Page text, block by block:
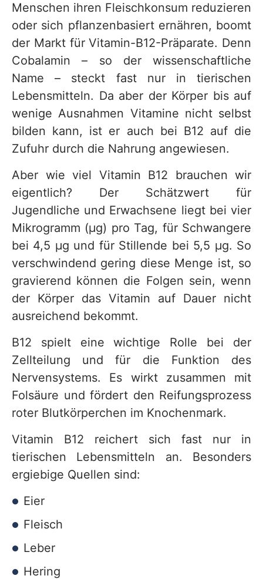
Menschen ihren Fleischkonsum reduzieren
oder sich pflanzenbasiert ernähren, boomt
der Markt für Vitamin-B12-Präparate. Denn
Cobalamin – so der wissenschaftliche
Name – steckt fast nur in tierischen
Lebensmitteln. Da aber der Körper bis auf
wenige Ausnahmen Vitamine nicht selbst
bilden kann, ist er auch bei B12 auf die
Zufuhr durch die Nahrung angewiesen.
Aber wie viel Vitamin B12 brauchen wir
eigentlich? Der Schätzwert für
Jugendliche und Erwachsene liegt bei vier
Mikrogramm (μg) pro Tag, für Schwangere
bei 4,5 μg und für Stillende bei 5,5 μg. So
verschwindend gering diese Menge ist, so
gravierend können die Folgen sein, wenn
der Körper das Vitamin auf Dauer nicht
ausreichend bekommt.
B12 spielt eine wichtige Rolle bei der
Zellteilung und für die Funktion des
Nervensystems. Es wirkt zusammen mit
Folsäure und fördert den Reifungsprozess
roter Blutkörperchen im Knochenmark.
Vitamin B12 reichert sich fast nur in
tierischen Lebensmitteln an. Besonders
ergiebige Quellen sind:
Eier
Fleisch
Leber
Hering